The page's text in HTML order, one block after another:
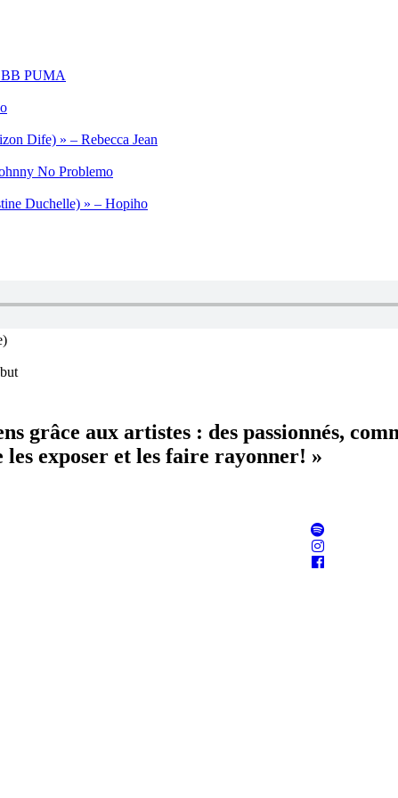
BB PUMA
Dife) » – Rebecca Jean
No Problemo
Duchelle) » – Hopiho
grâce aux artistes : des passionnés,
exposer et les faire rayonner! »